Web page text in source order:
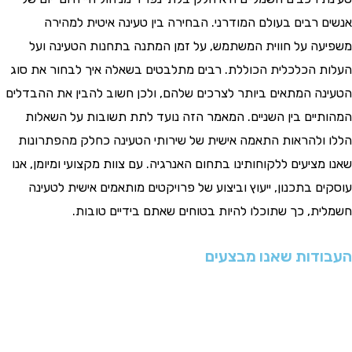
רבים בעולם המודרני. הבחירה בין טעינה איטית למהירה
על חווית המשתמש, על זמן המתנה בתחנות הטעינה ועל
הכלכלית הכוללת. רבים מתלבטים בשאלה איך לבחור את סוג
המתאים ביותר לצרכים שלהם, ולכן חשוב להבין את ההבדלים
בין השניים. המאמר הזה נועד לתת תשובות על השאלות
התאמה אישית של שירותי הטעינה כחלק מהפתרונות
ללקוחותינו בתחום האנרגיה. עם צוות מקצועי ומיומן, אנו
בתכנון, ייעוץ וביצוע של פרויקטים מותאמים אישית לטעינה
כך שתוכלו להיות בטוחים שאתם בידיים טובות.
שאנו מבצעים